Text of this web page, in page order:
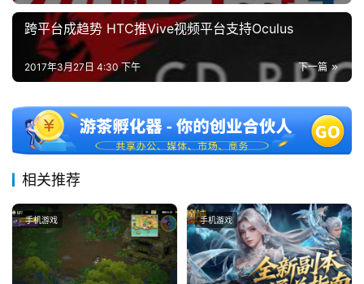
3
0
日
茶
对
接
会
上
海
跨平台成趋势 HTC推Vive视频平台支持Oculus
下一篇
2017年3月27日 4:30 下午
相关推荐
手机游戏 手机游戏